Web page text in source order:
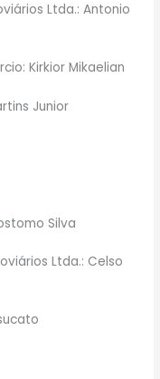
Ltda.: Antonio
Kirkior Mikaelian
Junior
Silva
Ltda.: Celso